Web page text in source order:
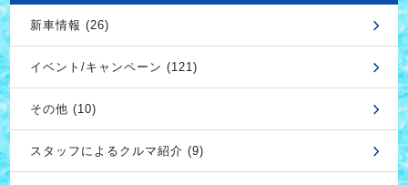
新車情報 (26)
イベント/キャンペーン (121)
その他 (10)
スタッフによるクルマ紹介 (9)